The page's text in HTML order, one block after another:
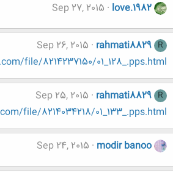
love.1982
Sep 27, 2015
R
rahmati8829
Sep 26, 2015
file/8214237150/01_128_.pps.html
R
rahmati8829
Sep 25, 2015
file/8214034218/01_133_.pps.html
modir banoo
Sep 24, 2015